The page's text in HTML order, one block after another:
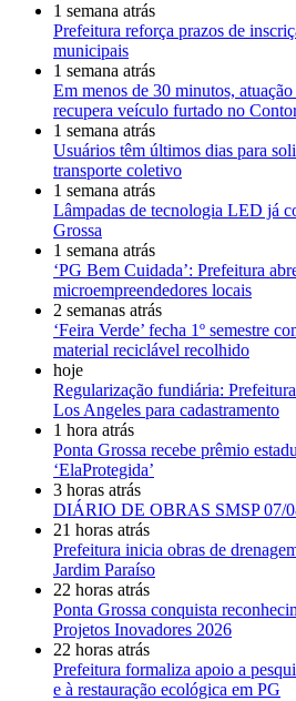
1 semana atrás
Prefeitura reforça prazos de
municipais
1 semana atrás
Em menos de 30 minutos,
recupera veículo furtado no
1 semana atrás
Usuários têm últimos dias para
transporte coletivo
1 semana atrás
Lâmpadas de tecnologia LED já
Grossa
1 semana atrás
‘PG Bem Cuidada’: Prefeitura
microempreendedores locais
2 semanas atrás
‘Feira Verde’ fecha 1º semestre
material reciclável recolhido
hoje
Regularização fundiária:
Los Angeles para cadastramento
1 hora atrás
Ponta Grossa recebe prêmio
‘ElaProtegida’
3 horas atrás
DIÁRIO DE OBRAS SMSP 07/
21 horas atrás
Prefeitura inicia obras de
Jardim Paraíso
22 horas atrás
Ponta Grossa conquista
Projetos Inovadores 2026
22 horas atrás
Prefeitura formaliza apoio a
e à restauração ecológica em PG